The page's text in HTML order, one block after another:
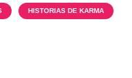
HISTORIAS DE KARMA